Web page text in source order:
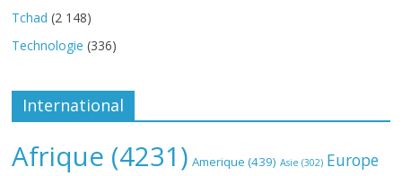
Tchad (2 148)
Technologie (336)
International
Afrique (4231) Amerique (439) Asie (302) Europe